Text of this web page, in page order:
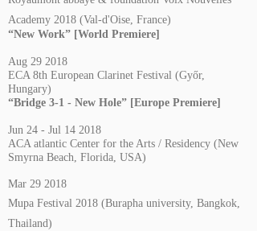
Academy 2018 (Val-d'Oise, France)
“New Work” [World Premiere]
Aug 29 2018
ECA 8th European Clarinet Festival (Győr,
Hungary)
“Bridge 3-1 - New Hole” [Europe Premiere]
Jun 24 - Jul 14 2018
ACA atlantic Center for the Arts / Residency (New
Smyrna Beach, Florida, USA)
Mar 29 2018
Mupa Festival 2018 (Burapha university, Bangkok,
Thailand)